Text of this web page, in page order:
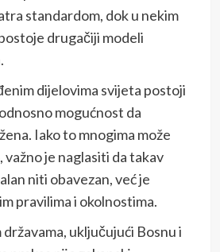
standardom, dok u nekim
drugačiji modeli
dijelovima svijeta postoji
mogućnost da
Iako to mnogima može
je naglasiti da takav
niti obavezan, već je
pravilima i okolnostima.
uključujući Bosnu i